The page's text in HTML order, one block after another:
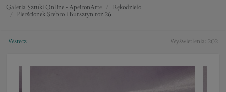
Galeria Sztuki Online - ApeironArte Rękodzieło
Pierścionek Srebro i Bursztyn roz.26
Wyświetlenia: 202
Wstecz